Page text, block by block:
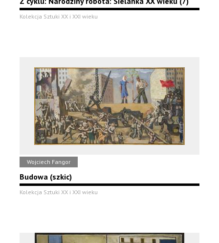
Kolekcja Sztuki XX i XXI wieku
Wojciech Fangor
Budowa (szkic)
Kolekcja Sztuki XX i XXI wieku